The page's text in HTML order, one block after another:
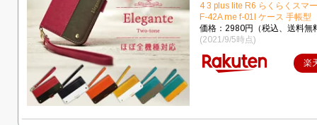
4 3 plus lite R6 らくらくスマ
F-42A me f-01l ケース 手帳型
価格：2980円（税込、送料無
(2021/9/5時点)
楽